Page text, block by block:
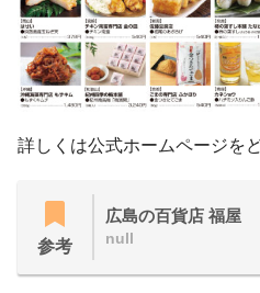
詳しくは公式ホームページをど
参考
広島の百貨店 福屋
null